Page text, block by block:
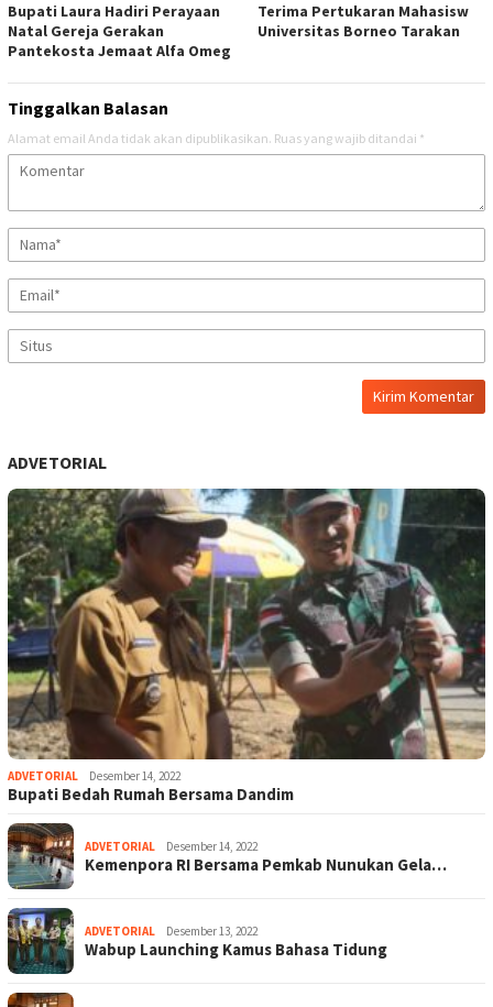
Bupati Laura Hadiri Perayaan
Natal Gereja Gerakan
Pantekosta Jemaat Alfa Omeg
Terima Pertukaran Mahasisw
Universitas Borneo Tarakan
Tinggalkan Balasan
Alamat email Anda tidak akan dipublikasikan. Ruas yang wajib ditandai *
ADVETORIAL
ADVETORIAL Desember 14, 2022
Bupati Bedah Rumah Bersama Dandim
ADVETORIAL Desember 14, 2022
Kemenpora RI Bersama Pemkab Nunukan Gela…
ADVETORIAL Desember 13, 2022
Wabup Launching Kamus Bahasa Tidung